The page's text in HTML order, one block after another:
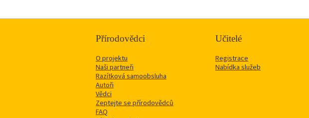
Přírodovědci
O projektu
Naši partneři
Razítková samoobsluha
Autoři
Vědci
Zeptejte se přírodovědců
FAQ
Učitelé
Registrace
Nabídka služeb